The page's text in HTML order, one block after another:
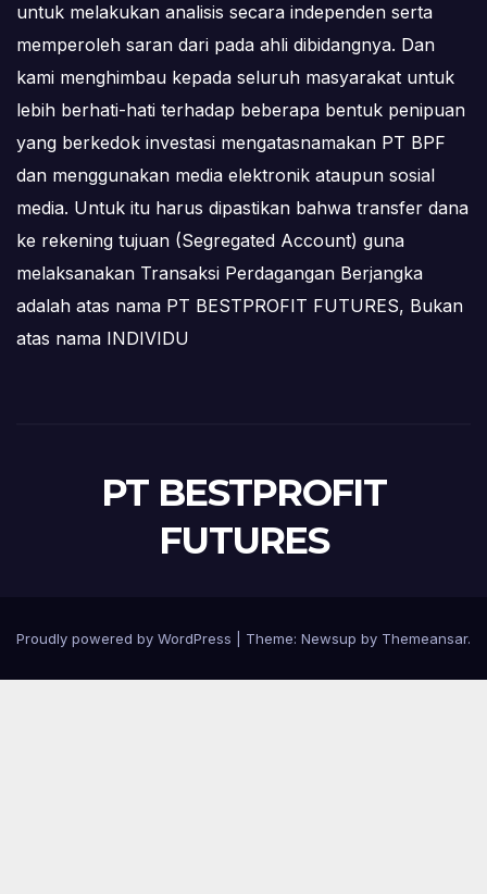
untuk melakukan analisis secara independen serta
memperoleh saran dari pada ahli dibidangnya. Dan
kami menghimbau kepada seluruh masyarakat untuk
lebih berhati-hati terhadap beberapa bentuk penipuan
yang berkedok investasi mengatasnamakan PT BPF
dan menggunakan media elektronik ataupun sosial
media. Untuk itu harus dipastikan bahwa transfer dana
ke rekening tujuan (Segregated Account) guna
melaksanakan Transaksi Perdagangan Berjangka
adalah atas nama PT BESTPROFIT FUTURES, Bukan
atas nama INDIVIDU
PT BESTPROFIT
FUTURES
Proudly powered by WordPress Theme: Newsup by Themeansar.